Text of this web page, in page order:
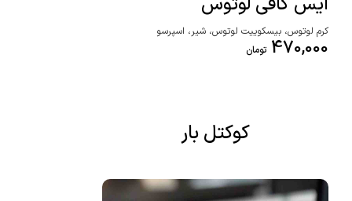
کرم لوتوس، بیسکوییت لوتوس، شیر، اسپرسو
470,000 تومان
کوکتل بار